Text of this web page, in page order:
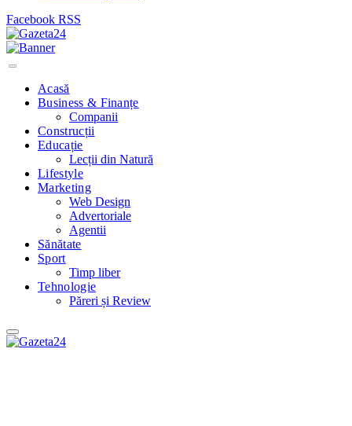
Facebook RSS
Acasă
Business & Finanțe
Companii
Construcții
Educație
Lecții din Natură
Lifestyle
Marketing
Web Design
Advertoriale
Agentii
Sănătate
Sport
Timp liber
Tehnologie
Păreri și Review